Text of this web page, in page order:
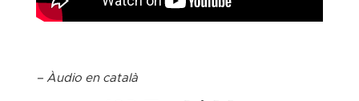
– Àudio en català